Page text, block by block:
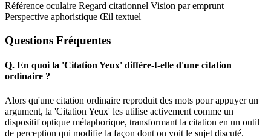
Référence oculaire Regard citationnel Vision par emprunt
Perspective aphoristique Œil textuel
Questions Fréquentes
Q. En quoi la 'Citation Yeux' diffère-t-elle d'une citation
ordinaire ?
Alors qu'une citation ordinaire reproduit des mots pour appuyer un
argument, la 'Citation Yeux' les utilise activement comme un
dispositif optique métaphorique, transformant la citation en un outil
de perception qui modifie la façon dont on voit le sujet discuté.